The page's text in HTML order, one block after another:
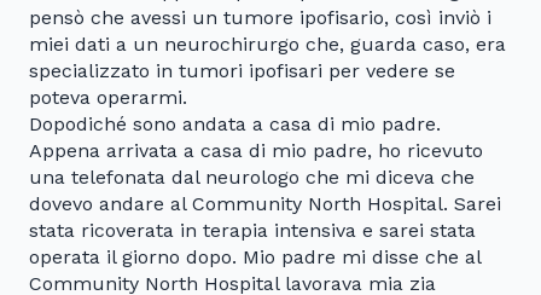
pensò che avessi un tumore ipofisario, così inviò i
miei dati a un neurochirurgo che, guarda caso, era
specializzato in tumori ipofisari per vedere se
poteva operarmi.
Dopodiché sono andata a casa di mio padre.
Appena arrivata a casa di mio padre, ho ricevuto
una telefonata dal neurologo che mi diceva che
dovevo andare al Community North Hospital. Sarei
stata ricoverata in terapia intensiva e sarei stata
operata il giorno dopo. Mio padre mi disse che al
Community North Hospital lavorava mia zia